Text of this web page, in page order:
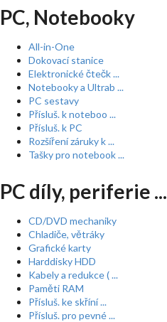
PC, Notebooky
All-in-One
Dokovací stanice
Elektronické čtečk ...
Notebooky a Ultrab ...
PC sestavy
Přísluš. k noteboo ...
Přísluš. k PC
Rozšíření záruky k ...
Tašky pro notebook ...
PC díly, periferie ...
CD/DVD mechaniky
Chladiče, větráky
Grafické karty
Harddisky HDD
Kabely a redukce ( ...
Paměti RAM
Přísluš. ke skříní ...
Přísluš. pro pevné ...